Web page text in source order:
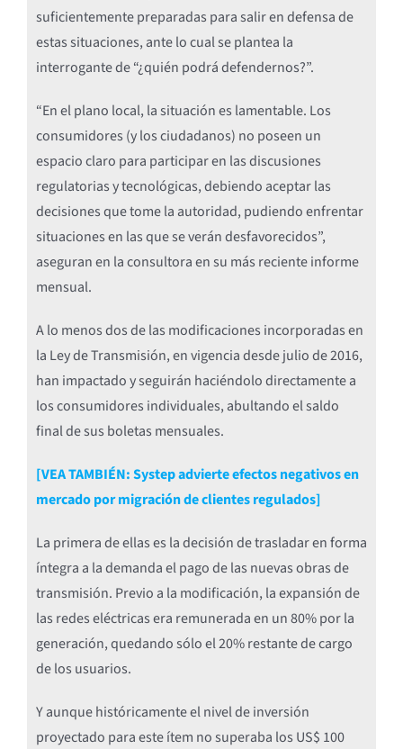
suficientemente preparadas para salir en defensa de
estas situaciones, ante lo cual se plantea la
interrogante de “¿quién podrá defendernos?”.
“En el plano local, la situación es lamentable. Los
consumidores (y los ciudadanos) no poseen un
espacio claro para participar en las discusiones
regulatorias y tecnológicas, debiendo aceptar las
decisiones que tome la autoridad, pudiendo enfrentar
situaciones en las que se verán desfavorecidos”,
aseguran en la consultora en su más reciente informe
mensual.
A lo menos dos de las modificaciones incorporadas en
la Ley de Transmisión, en vigencia desde julio de 2016,
han impactado y seguirán haciéndolo directamente a
los consumidores individuales, abultando el saldo
final de sus boletas mensuales.
[VEA TAMBIÉN: Systep advierte efectos negativos en
mercado por migración de clientes regulados]
La primera de ellas es la decisión de trasladar en forma
íntegra a la demanda el pago de las nuevas obras de
transmisión. Previo a la modificación, la expansión de
las redes eléctricas era remunerada en un 80% por la
generación, quedando sólo el 20% restante de cargo
de los usuarios.
Y aunque históricamente el nivel de inversión
proyectado para este ítem no superaba los US$ 100